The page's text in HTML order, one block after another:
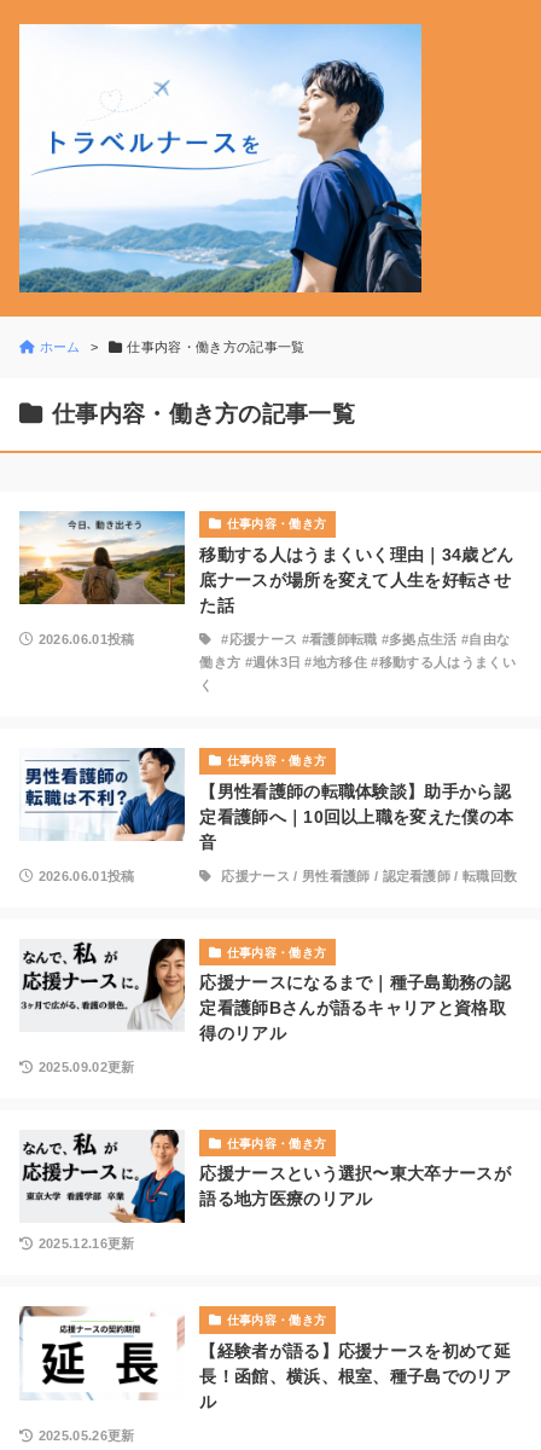
ホーム 仕事内容・働き方の記事一覧
仕事内容・働き方の記事一覧
仕事内容・働き方
移動する人はうまくいく理由｜34歳どん
底ナースが場所を変えて人生を好転させ
た話
2026.06.01投稿
#応援ナース #看護師転職 #多拠点生活 #自由な
働き方 #週休3日 #地方移住 #移動する人はうまくい
く
仕事内容・働き方
【男性看護師の転職体験談】助手から認
定看護師へ｜10回以上職を変えた僕の本
音
2026.06.01投稿 応援ナース / 男性看護師 / 認定看護師 /転職回数
仕事内容・働き方
応援ナースになるまで｜種子島勤務の認
定看護師Bさんが語るキャリアと資格取
得のリアル
2025.09.02更新
仕事内容・働き方
応援ナースという選択〜東大卒ナースが
語る地方医療のリアル
2025.12.16更新
仕事内容・働き方
【経験者が語る】応援ナースを初めて延
長！函館、横浜、根室、種子島でのリア
ル
2025.05.26更新